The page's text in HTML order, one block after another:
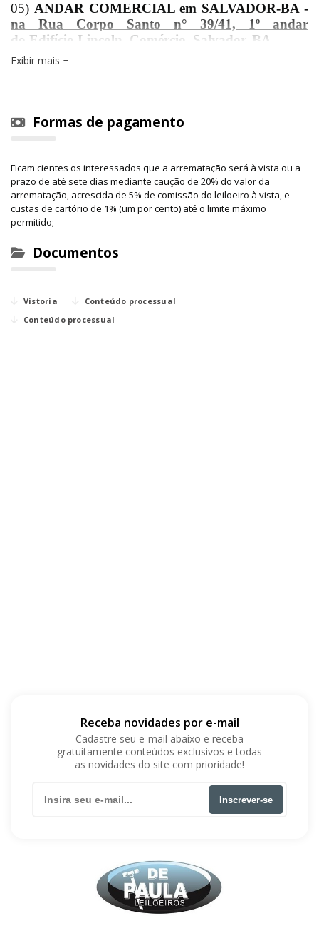
05) ANDAR COMERCIAL em SALVADOR-BA -
na Rua Corpo Santo n° 39/41, 1º andar
do Edifício Lincoln, Comércio, Salvador, BA.
Área construída:
Exibir mais
Formas de pagamento
Ficam cientes os interessados que a arrematação será à vista ou a
prazo de até sete dias mediante caução de 20% do valor da
arrematação, acrescida de 5% de comissão do leiloeiro à vista, e
custas de cartório de 1% (um por cento) até o limite máximo
permitido;
Documentos
Vistoria
Conteúdo processual
Conteúdo processual
Receba novidades por e-mail
Cadastre seu e-mail abaixo e receba
gratuitamente conteúdos exclusivos e todas
as novidades do site com prioridade!
Inscrever-se